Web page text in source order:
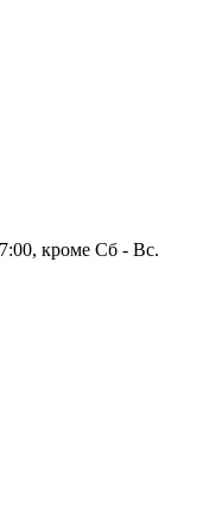
кроме Сб - Вс.